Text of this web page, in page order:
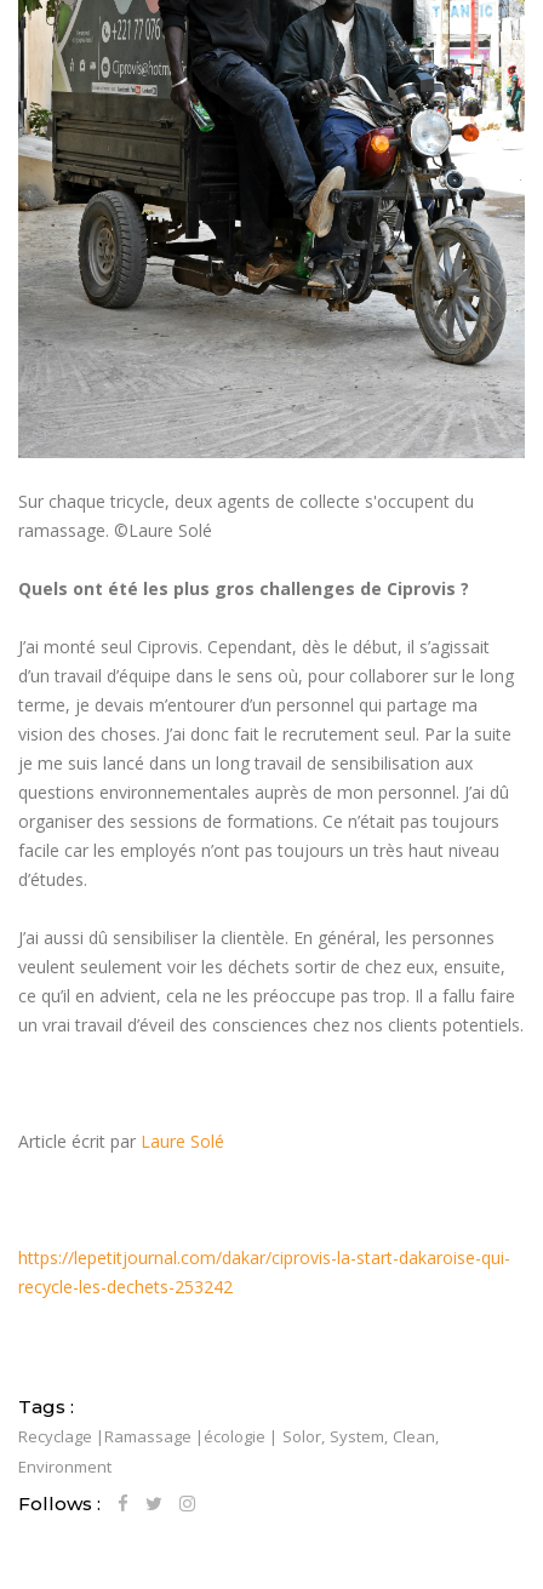
Sur chaque tricycle, deux agents de collecte s'occupent du
ramassage. ©Laure Solé
Quels ont été les plus gros challenges de Ciprovis ?
J’ai monté seul Ciprovis. Cependant, dès le début, il s’agissait
d’un travail d’équipe dans le sens où, pour collaborer sur le long
terme, je devais m’entourer d’un personnel qui partage ma
vision des choses. J’ai donc fait le recrutement seul. Par la suite
je me suis lancé dans un long travail de sensibilisation aux
questions environnementales auprès de mon personnel. J’ai dû
organiser des sessions de formations. Ce n’était pas toujours
facile car les employés n’ont pas toujours un très haut niveau
d’études.
J’ai aussi dû sensibiliser la clientèle. En général, les personnes
veulent seulement voir les déchets sortir de chez eux, ensuite,
ce qu’il en advient, cela ne les préoccupe pas trop. Il a fallu faire
un vrai travail d’éveil des consciences chez nos clients potentiels.
Article écrit par Laure Solé
https://lepetitjournal.com/dakar/ciprovis-la-start-dakaroise-qui-
recycle-les-dechets-253242
Tags :
Recyclage | Ramassage | écologie | Solor, System, Clean,
Environment
Follows :